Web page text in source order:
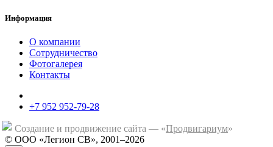
Информация
О компании
Сотрудничество
Фотогалерея
Контакты
+7 952 952-79-28
Создание и продвижение сайта — «Продвигариум»
© ООО «Легион СВ», 2001–2026